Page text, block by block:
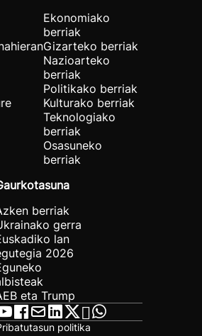
Ekonomiako
berriak
Gizarteko berriak
Nazioarteko
berriak
Politikako berriak
Kulturako berriak
Teknologiako
berriak
Osasuneko
berriak
berriak
gerra
lan
2026
eta Trump
politika